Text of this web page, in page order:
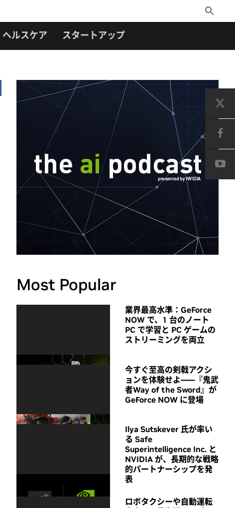
Toggle
Search
ヘルスケア スタートアップ
Most Popular
業界最高水準：GeForce
NOW で、1 台のノート
PC で学習と PC ゲームの
ストリーミングを両立
今すぐ至高の剣戟アクシ
ョンを体験せよ――『鬼武
者Way of the Sword』が
GeForce NOW に登場
Ilya Sutskever 氏が率い
る Safe
Superintelligence Inc. と
NVIDIA が、長期的な戦略
的パートナーシップを発
表
ロボタクシーや自動運転